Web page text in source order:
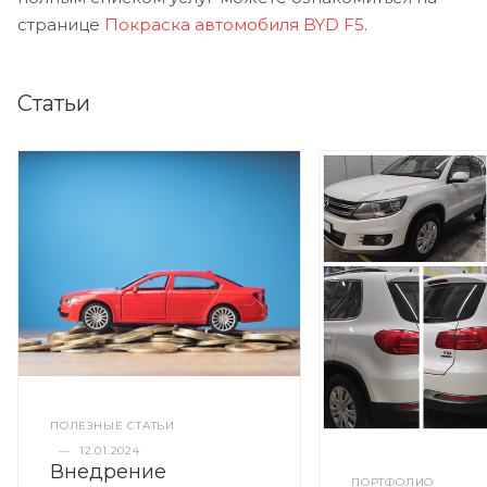
странице Покраска автомобиля BYD F5.
Статьи
ПОЛЕЗНЫЕ СТАТЬИ
—
12.01.2024
Внедрение
ПОРТФОЛИО